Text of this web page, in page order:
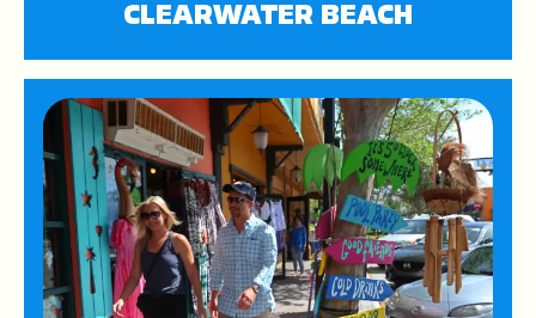
CLEARWATER BEACH